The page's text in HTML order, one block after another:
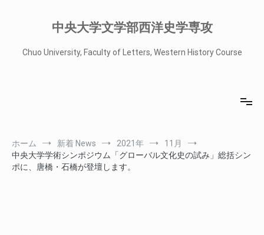
中央大学文学部西洋史学専攻
Chuo University, Faculty of Letters, Western History Course
ホーム 新着 News 2021年
11月
中央大学学術シンポジウム「グローバル文化史の試み」総括シン
ポに、唐橋・石橋が登壇します。